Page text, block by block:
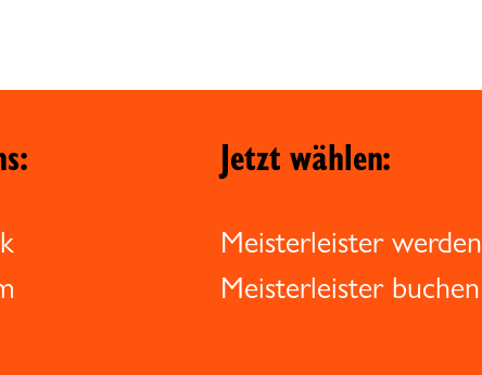
Jetzt wählen:
Meisterleister werden
Meisterleister buchen